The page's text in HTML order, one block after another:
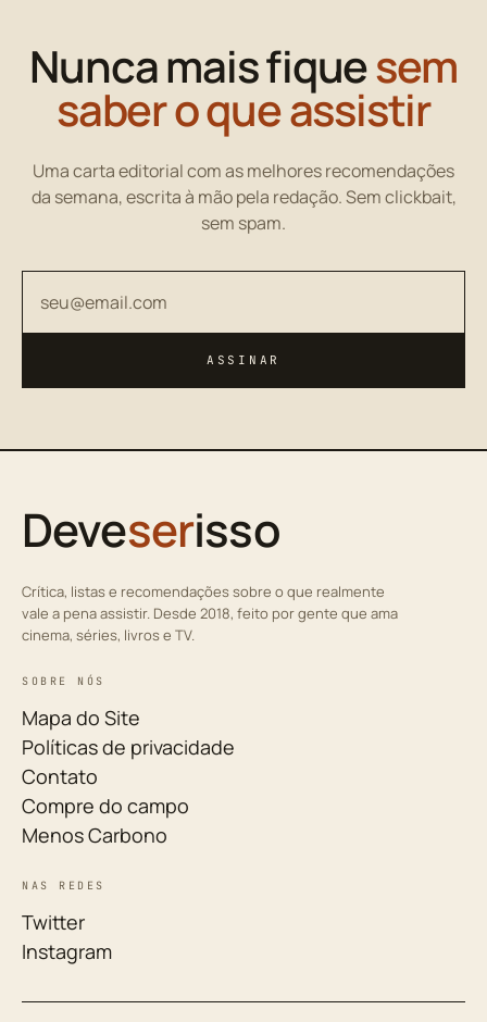
Nunca mais fiquesem
saber o que assistir
Uma carta editorial com as melhores recomendações
da semana, escrita à mão pela redação. Sem clickbait,
sem spam.
ASSINAR
Deveserisso
Crítica, listas e recomendações sobre o que realmente
vale a pena assistir. Desde 2018, feito por gente que ama
cinema, séries, livros e TV.
SOBRE NÓS
Mapa do Site
Políticas de privacidade
Contato
Compre do campo
Menos Carbono
NAS REDES
Twitter
Instagram